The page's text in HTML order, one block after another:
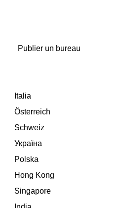
Publier un bureau
Italia
Österreich
Schweiz
Україна
Polska
Hong Kong
Singapore